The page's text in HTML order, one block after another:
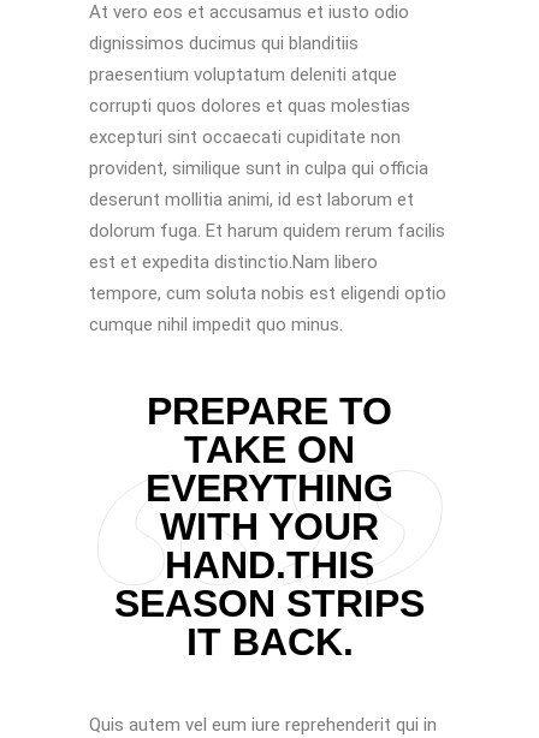
At vero eos et accusamus et iusto odio
dignissimos ducimus qui blanditiis
praesentium voluptatum deleniti atque
corrupti quos dolores et quas molestias
excepturi sint occaecati cupiditate non
provident, similique sunt in culpa qui officia
deserunt mollitia animi, id est laborum et
dolorum fuga. Et harum quidem rerum facilis
est et expedita distinctio.Nam libero
tempore, cum soluta nobis est eligendi optio
cumque nihil impedit quo minus.
PREPARE TO
TAKE ON
EVERYTHING
WITH YOUR
HAND.THIS
SEASON STRIPS
IT BACK.
Quis autem vel eum iure reprehenderit qui in